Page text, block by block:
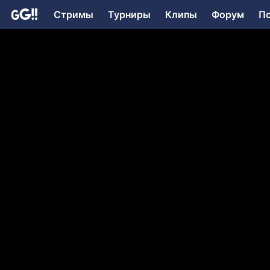
Стримы Турниры Клипы Форум